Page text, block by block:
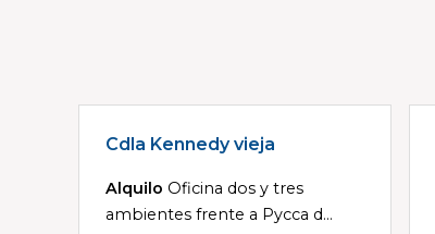
Cdla Kennedy vieja
Alquilo Oficina dos y tres
ambientes frente a Pycca d...